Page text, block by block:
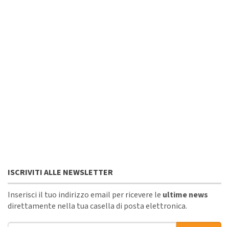
ISCRIVITI ALLE NEWSLETTER
Inserisci il tuo indirizzo email per ricevere le ultime news
direttamente nella tua casella di posta elettronica.